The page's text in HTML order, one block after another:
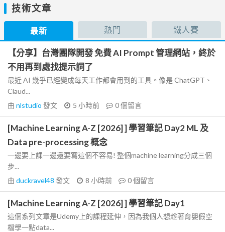
技術文章
最新 熱門 鐵人賽
【分享】台灣團隊開發 免費 AI Prompt 管理網站，終於
不用再到處找提示詞了
最近 AI 幾乎已經變成每天工作都會用到的工具。像是 ChatGPT、
Claud...
由 nlstudio 發文 5 小時前 0個留言
[Machine Learning A-Z [2026] ] 學習筆記 Day2 ML 及
Data pre-processing 概念
一邊要上課一邊還要寫這個不容易! 整個machine learning分成三個
步...
由 duckravel48 發文 8 小時前 0個留言
[Machine Learning A-Z [2026] ] 學習筆記 Day1
這個系列文章是Udemy上的課程延伸，因為我個人想趁著育嬰假空
檔學一點data...